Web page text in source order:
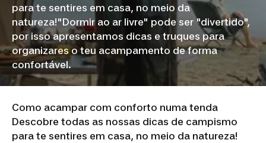
para te sentires em casa, no meio da
natureza!"Dormir ao ar livre" pode ser "divertido",
por isso apresentamos dicas e truques para
organizares o teu acampamento de forma
confortável.
Como acampar com conforto numa tenda
Descobre todas as nossas dicas de campismo
para te sentires em casa, no meio da natureza!